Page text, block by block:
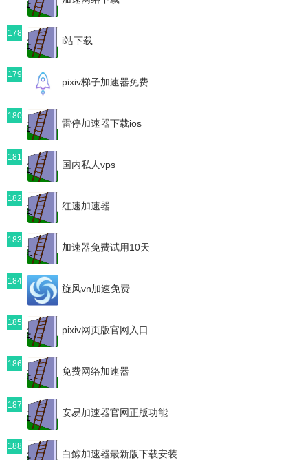
178
i站下载
179
pixiv梯子加速器免费
180
雷停加速器下载ios
181
国内私人vps
182
红速加速器
183
加速器免费试用10天
184
旋风vn加速免费
185
pixiv网页版官网入口
186
免费网络加速器
187
安易加速器官网正版功能
188
白鲸加速器最新版下载安装